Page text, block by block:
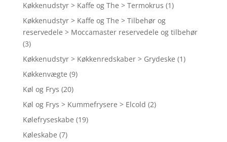
Køkkenudstyr > Kaffe og The > Termokrus (1)
Køkkenudstyr > Kaffe og The > Tilbehør og
reservedele > Moccamaster reservedele og tilbehør
(3)
Køkkenudstyr > Køkkenredskaber > Grydeske (1)
Køkkenvægte (9)
Køl og Frys (20)
Køl og Frys > Kummefrysere > Elcold (2)
Kølefryseskabe (19)
Køleskabe (7)